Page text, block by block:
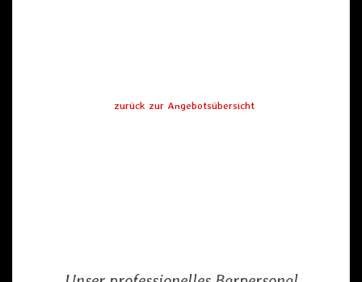
zurück zur Angebotsübersicht